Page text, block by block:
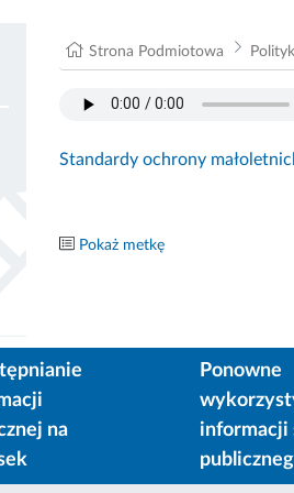
Strona Podmiotowa
Standardy ochrony
Pokaż metkę
na
Ponowne
informacji